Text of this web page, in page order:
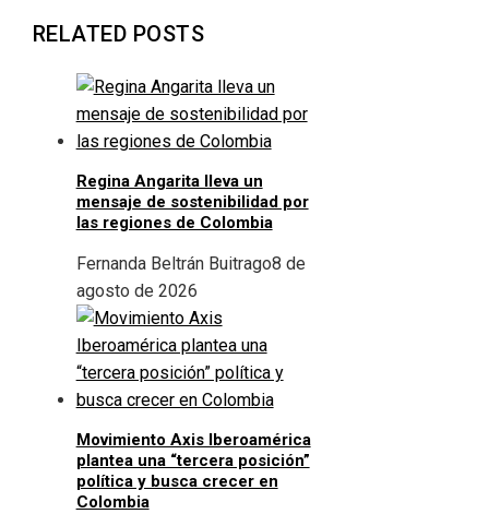
RELATED POSTS
Regina Angarita lleva un
mensaje de sostenibilidad por
las regiones de Colombia
Fernanda Beltrán Buitrago8 de
agosto de 2026
Movimiento Axis Iberoamérica
plantea una “tercera posición”
política y busca crecer en
Colombia